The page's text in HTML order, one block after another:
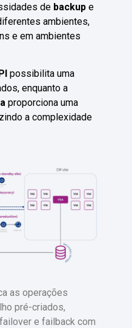
de backup e
ambientes,
e em ambientes
possibilita uma
enquanto a
proporciona uma
a complexidade
as operações
pré-criados,
e failback com